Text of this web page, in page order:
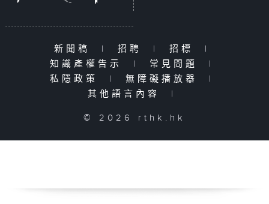
新聞稿 | 招聘 | 招標
|
知識產權告示
| 常見問題
|
私隱政策
| 無障礙播放器
|
其他語言內容
|
© 2026 rthk.hk